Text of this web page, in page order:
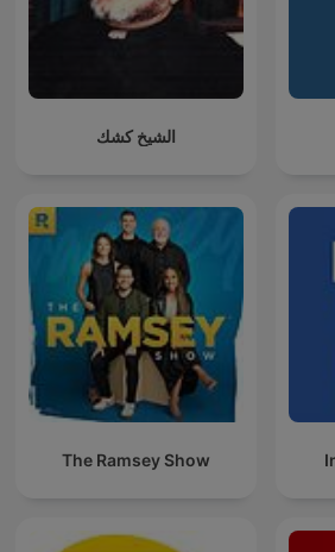
الشيخ كشك
The Ramsey Show